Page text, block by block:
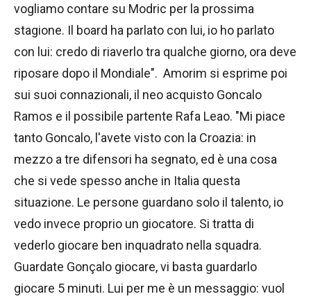
vogliamo contare su Modric per la prossima
stagione. Il board ha parlato con lui, io ho parlato
con lui: credo di riaverlo tra qualche giorno, ora deve
riposare dopo il Mondiale". Amorim si esprime poi
sui suoi connazionali, il neo acquisto Goncalo
Ramos e il possibile partente Rafa Leao. "Mi piace
tanto Goncalo, l'avete visto con la Croazia: in
mezzo a tre difensori ha segnato, ed è una cosa
che si vede spesso anche in Italia questa
situazione. Le persone guardano solo il talento, io
vedo invece proprio un giocatore. Si tratta di
vederlo giocare ben inquadrato nella squadra.
Guardate Gonçalo giocare, vi basta guardarlo
giocare 5 minuti. Lui per me è un messaggio: vuol